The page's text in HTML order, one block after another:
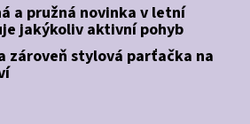
a pružná novinka v letní
jakýkoliv aktivní pohyb
zároveň stylová parťačka na